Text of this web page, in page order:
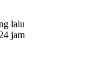
lalu
jam